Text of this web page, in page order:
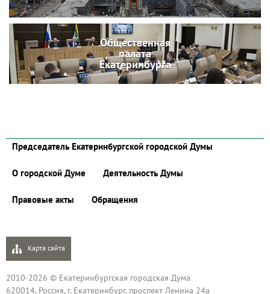
Общественная
палата
Екатеринбурга
Председатель Екатеринбургской городской Думы
О городской Думе Деятельность Думы
Правовые акты Обращения
Карта сайта
2010-2026 © Екатеринбургская городская Дума
620014, Россия, г. Екатеринбург, проспект Ленина 24а